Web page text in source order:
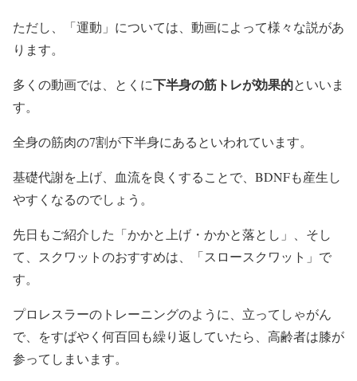
ただし、「運動」については、動画によって様々な説があ
ります。
多くの動画では、とくに下半身の筋トレが効果的といいま
す。
全身の筋肉の7割が下半身にあるといわれています。
基礎代謝を上げ、血流を良くすることで、BDNFも産生し
やすくなるのでしょう。
先日もご紹介した「かかと上げ・かかと落とし」、そし
て、スクワットのおすすめは、「スロースクワット」で
す。
プロレスラーのトレーニングのように、立ってしゃがん
で、をすばやく何百回も繰り返していたら、高齢者は膝が
参ってしまいます。